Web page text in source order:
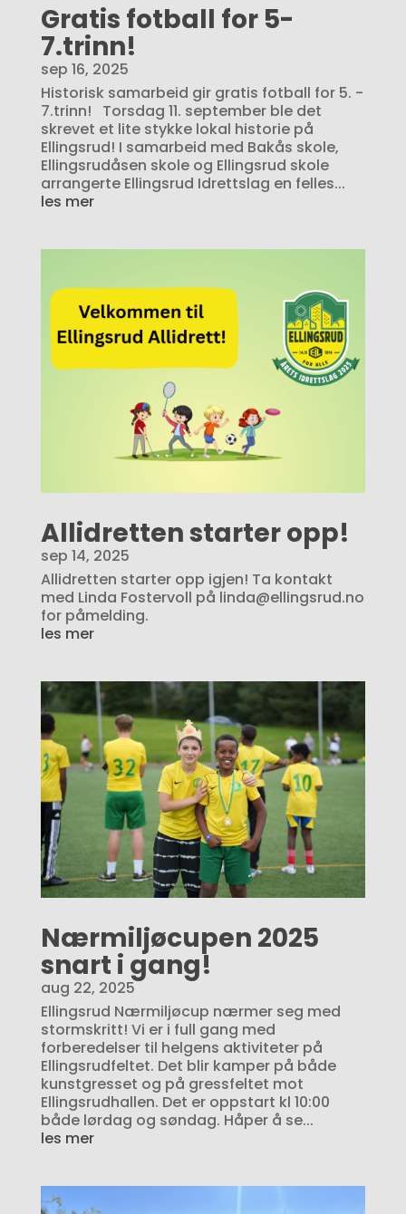
Gratis fotball for 5-
7.trinn!
sep 16, 2025
Historisk samarbeid gir gratis fotball for 5. -
7.trinn! Torsdag 11. september ble det
skrevet et lite stykke lokal historie på
Ellingsrud! I samarbeid med Bakås skole,
Ellingsrudåsen skole og Ellingsrud skole
arrangerte Ellingsrud Idrettslag en felles...
les mer
Allidretten starter opp!
sep 14, 2025
Allidretten starter opp igjen! Ta kontakt
med Linda Fostervoll på linda@ellingsrud.no
for påmelding.
les mer
Nærmiljøcupen 2025
snart i gang!
aug 22, 2025
Ellingsrud Nærmiljøcup nærmer seg med
stormskritt! Vi er i full gang med
forberedelser til helgens aktiviteter på
Ellingsrudfeltet. Det blir kamper på både
kunstgresset og på gressfeltet mot
Ellingsrudhallen. Det er oppstart kl 10:00
både lørdag og søndag. Håper å se...
les mer